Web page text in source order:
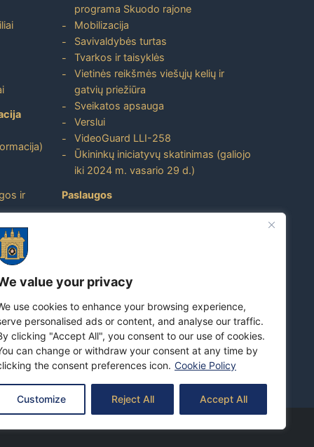
value your privacy
use cookies to enhance your browsing experience,
personalised ads or content, and analyse our traffic.
clicking "Accept All", you consent to our use of cookies.
can change or withdraw your consent at any time by
the consent preferences icon. Cookie Policy
Customize Reject All Accept All
ir
programa Skuodo rajone
Mobilizacija
Savivaldybės turtas
Tvarkos ir taisyklės
Vietinės reikšmės viešųjų kelių ir
gatvių priežiūra
Sveikatos apsauga
Verslui
VideoGuard LLI-258
Ūkininkų iniciatyvų skatinimas (galiojo
iki 2024 m. vasario 29 d.)
Paslaugos
Apie savivaldybę
Skuodo rajono turizmo ir verslo
prekės ženklas
Susipažinkite su Skuodo rajono
savivaldybe